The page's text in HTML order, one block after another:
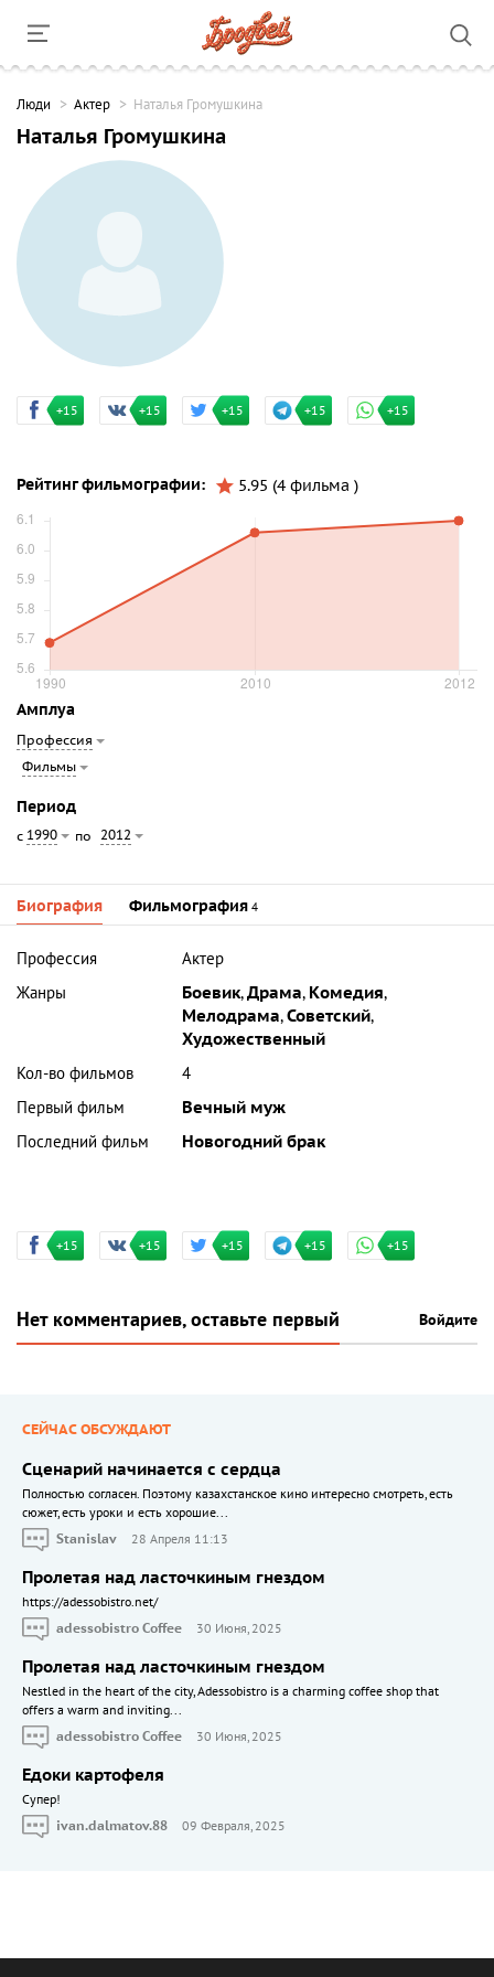
Люди Актер Наталья Громушкина
Наталья Громушкина
+15 +15 +15 +15 +15
Рейтинг фильмографии: 5.95 (4 фильма )
Амплуа
Профессия
Фильмы
Период
с 1990 по 2012
Биография Фильмография 4
Профессия
Актер
Жанры
Боевик,Драма, Комедия,
Мелодрама,Советский,
Художественный
Кол-во фильмов
4
Первый фильм
Вечный муж
Последний фильм
Новогодний брак
+15 +15 +15 +15 +15
Нет комментариев, оставьте первый Войдите
СЕЙЧАС ОБСУЖДАЮТ
Сценарий начинается с сердца
Полностью согласен. Поэтому казахстанское кино интересно смотреть, есть
сюжет, есть уроки и есть хорошие...
Stanislav
28 Апреля 11:13
Пролетая над ласточкиным гнездом
https://adessobistro.net/
adessobistro Coffee
30 Июня, 2025
Пролетая над ласточкиным гнездом
Nestled in the heart of the city, Adessobistro is a charming coffee shop that
offers a warm and inviting...
adessobistro Coffee
30 Июня, 2025
Едоки картофеля
Cупер!
ivan.dalmatov.88
09 Февраля, 2025